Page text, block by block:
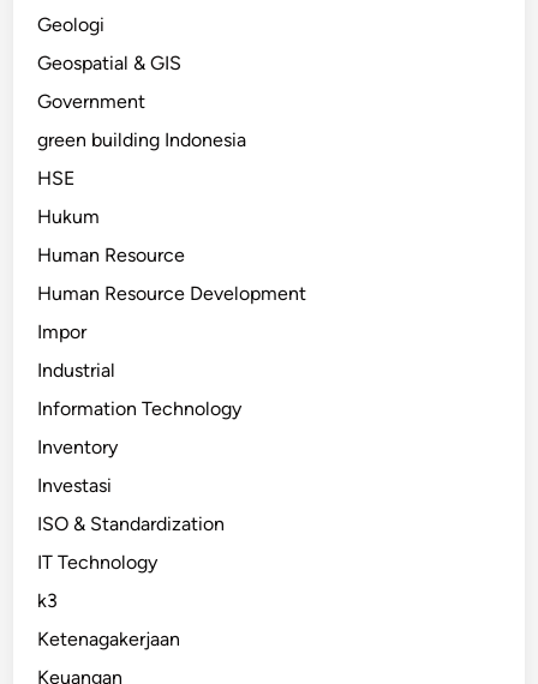
Geologi
Geospatial & GIS
Government
green building Indonesia
HSE
Hukum
Human Resource
Human Resource Development
Impor
Industrial
Information Technology
Inventory
Investasi
ISO & Standardization
IT Technology
k3
Ketenagakerjaan
Keuangan